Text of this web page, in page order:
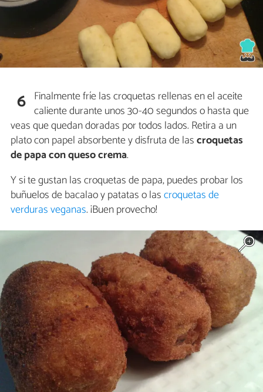
6 Finalmente fríe las croquetas rellenas en el aceite
caliente durante unos 30-40 segundos o hasta que
veas que quedan doradas por todos lados. Retira a un
plato con papel absorbente y disfruta de lascroquetas
de papa con queso crema.
Y si te gustan las croquetas de papa, puedes probar los
buñuelos de bacalao y patatas o lascroquetas de
verduras veganas. ¡Buen provecho!